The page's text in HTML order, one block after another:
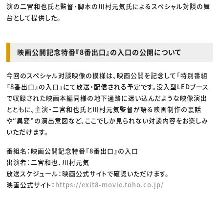
演の二宮和也氏と監督・脚本の川村元気氏によるスペシャル対談の舞
台として提供した。
映画公開記念特番『8番出口』の入口の公開について
今回のスペシャル対談映像の模様は、映画公開を記念して「特別番組
『8番出口』の入口」にて放送・配信される予定です。没入型LEDブース
で収録された映画本編同様の地下通路に迷い込んだような映像演出
とともに、主演・二宮和也氏と川村元気監督が語る映画制作の裏話
や“異変”の演出意図など、ここでしか見られない対談内容をお楽しみ
いただけます。
番組名：映画公開記念特番『8番出口』の入口
出演者：二宮和也、川村元気
放送スケジュール：映画公式サイトで確認いただけます。
映画公式サイト： https://exit8-movie.toho.co.jp/